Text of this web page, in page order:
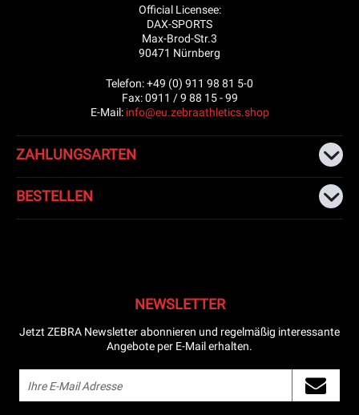
Official Licensee:
DAX-SPORTS
Max-Brod-Str.3
90471 Nürnberg
Telefon: +49 (0) 911 98 81 5-0
Fax: 0911 / 9 88 15 - 99
E-Mail: info@eu.zebraathletics.shop
ZAHLUNGSARTEN
BESTELLEN
NEWSLETTER
Jetzt ZEBRA Newsletter abonnieren und regelmäßig interessante
Angebote per E-Mail erhalten.